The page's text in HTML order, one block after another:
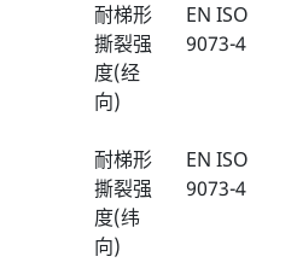
耐梯形
撕裂强
度(经
向)
EN ISO
9073-4
耐梯形
撕裂强
度(纬
向)
EN ISO
9073-4